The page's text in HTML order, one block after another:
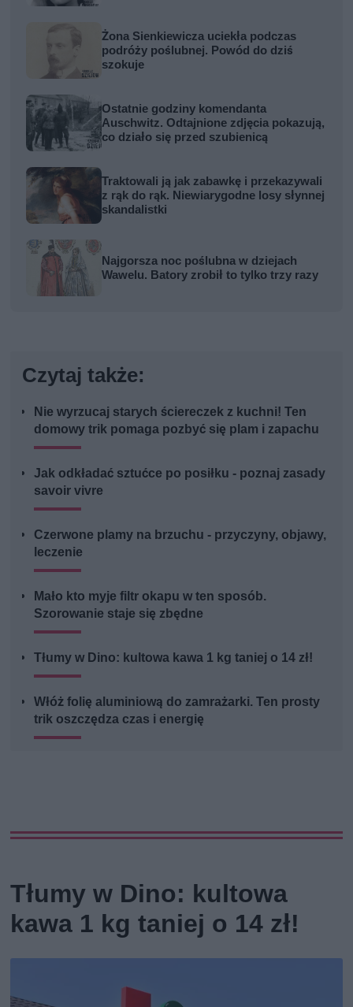
Żona Sienkiewicza uciekła podczas
podróży poślubnej. Powód do dziś
szokuje
Ostatnie godziny komendanta
Auschwitz. Odtajnione zdjęcia pokazują,
co działo się przed szubienicą
Traktowali ją jak zabawkę i przekazywali
z rąk do rąk. Niewiarygodne losy słynnej
skandalistki
Najgorsza noc poślubna w dziejach
Wawelu. Batory zrobił to tylko trzy razy
Czytaj także:
Nie wyrzucaj starych ściereczek z kuchni! Ten
domowy trik pomaga pozbyć się plam i zapachu
Jak odkładać sztućce po posiłku - poznaj zasady
savoir vivre
Czerwone plamy na brzuchu - przyczyny, objawy,
leczenie
Mało kto myje filtr okapu w ten sposób.
Szorowanie staje się zbędne
Tłumy w Dino: kultowa kawa 1 kg taniej o 14 zł!
Włóż folię aluminiową do zamrażarki. Ten prosty
trik oszczędza czas i energię
Tłumy w Dino: kultowa
kawa 1 kg taniej o 14 zł!